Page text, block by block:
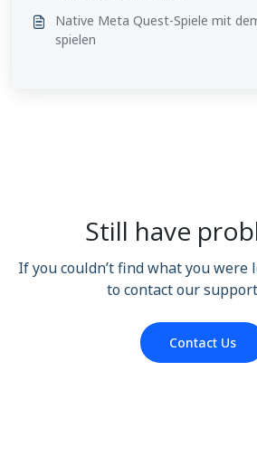
Native Meta Quest-Spiele mit
spielen
Still have
If you couldn’t find what you were
to contact our